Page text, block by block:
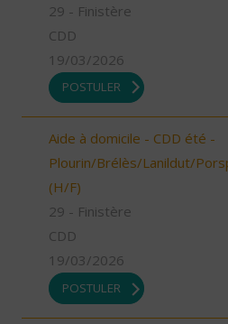
29 - Finistère
CDD
19/03/2026
POSTULER
Aide à domicile - CDD été -
Plourin/Brélès/Lanildut/
(H/F)
29 - Finistère
CDD
19/03/2026
POSTULER